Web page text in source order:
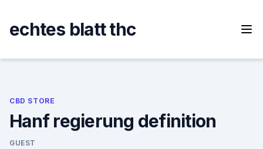
content
echtes blatt thc
CBD STORE
Hanf regierung definition
GUEST